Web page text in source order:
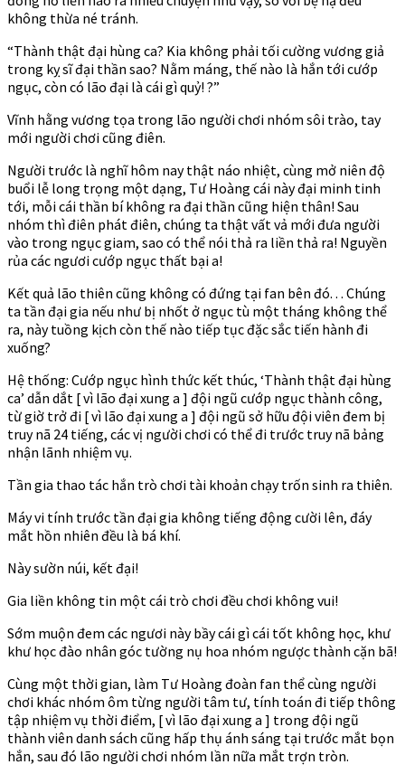
không thừa né tránh.
“Thành thật đại hùng ca? Kia không phải tối cường vương giả
trong kỵ sĩ đại thần sao? Nằm máng, thế nào là hắn tới cướp
ngục, còn có lão đại là cái gì quỷ! ?”
Vĩnh hằng vương tọa trong lão người chơi nhóm sôi trào, tay
mới người chơi cũng điên.
Người trước là nghĩ hôm nay thật náo nhiệt, cùng mở niên độ
buổi lễ long trọng một dạng, Tư Hoàng cái này đại minh tinh
tới, mỗi cái thần bí không ra đại thần cũng hiện thân! Sau
nhóm thì điên phát điên, chúng ta thật vất vả mới đưa người
vào trong ngục giam, sao có thể nói thả ra liền thả ra! Nguyền
rủa các ngươi cướp ngục thất bại a!
Kết quả lão thiên cũng không có đứng tại fan bên đó. . . Chúng
ta tần đại gia nếu như bị nhốt ở ngục tù một tháng không thể
ra, này tuồng kịch còn thế nào tiếp tục đặc sắc tiến hành đi
xuống?
Hệ thống: Cướp ngục hình thức kết thúc, ‘Thành thật đại hùng
ca’ dẫn dắt [ vì lão đại xung a ] đội ngũ cướp ngục thành công,
từ giờ trở đi [ vì lão đại xung a ] đội ngũ sở hữu đội viên đem bị
truy nã 24 tiếng, các vị người chơi có thể đi trước truy nã bảng
nhận lãnh nhiệm vụ.
Tần gia thao tác hắn trò chơi tài khoản chạy trốn sinh ra thiên.
Máy vi tính trước tần đại gia không tiếng động cười lên, đáy
mắt hồn nhiên đều là bá khí.
Này sườn núi, kết đại!
Gia liền không tin một cái trò chơi đều chơi không vui!
Sớm muộn đem các ngươi này bầy cái gì cái tốt không học, khư
khư học đào nhân góc tường nụ hoa nhóm ngược thành cặn bã!
Cùng một thời gian, làm Tư Hoàng đoàn fan thể cùng người
chơi khác nhóm ôm từng người tâm tư, tính toán đi tiếp thông
tập nhiệm vụ thời điểm, [ vì lão đại xung a ] trong đội ngũ
thành viên danh sách cũng hấp thụ ánh sáng tại trước mắt bọn
hắn, sau đó lão người chơi nhóm lần nữa mắt trợn tròn.